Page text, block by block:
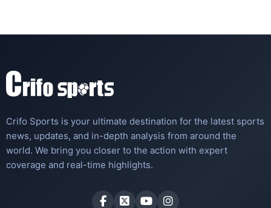
Crifo Sports is your ultimate destination for the latest sports
news, updates, and in-depth analysis from around the
world. We bring you closer to the action with expert
coverage and real-time highlights.